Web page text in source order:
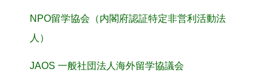
NPO留学協会（内閣府認証特定非営利活動法
人）
JAOS 一般社団法人海外留学協議会